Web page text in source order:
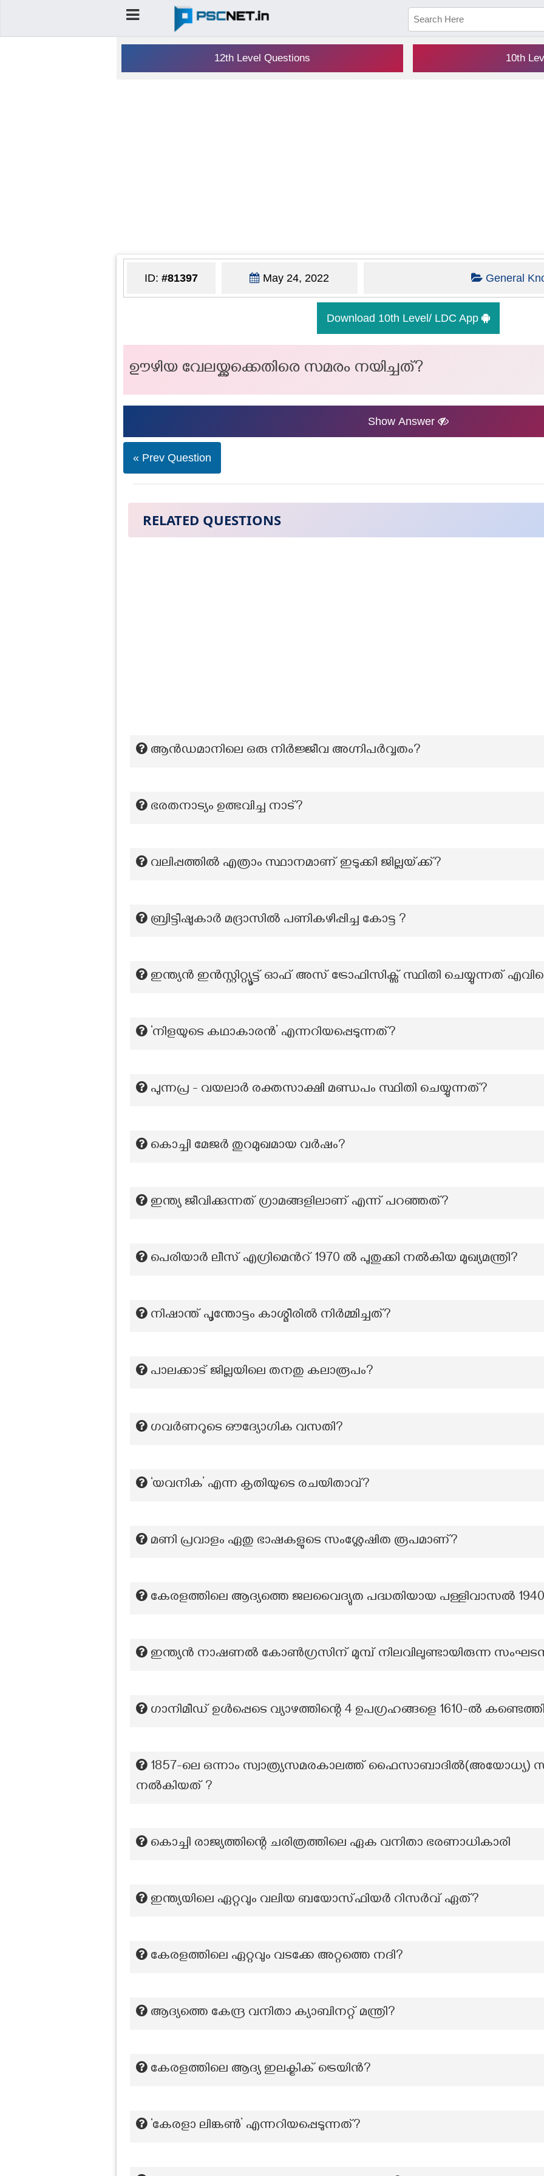
12th Level Questions 10th
ID: #81397 May 24, 2022 General
Download 10th Level/ LDC App
ഊഴിയ വേലയ്ക്കക്കെതിരെ സമരം നയിച്ചത്?
Show Answer
« Prev Question
RELATED QUESTIONS
ആന്‍ഡമാനിലെ ഒരു നിര്‍ജ്ജീവ അഗ്നിപര്‍വ്വതം?
ഭരതനാട്യം ഉത്ഭവിച്ച നാട്?
വലിപ്പത്തിൽ എത്രാം സ്ഥാനമാണ് ഇടുക്കി ജില്ലയ്‌ക്ക്‌?
ബ്രിട്ടീഷുകാർ മദ്രാസിൽ പണികഴിപ്പിച്ച കോട്ട ?
ഇന്ത്യൻ ഇൻസ്റ്റിറ്റ്യൂട്ട് ഓഫ് അസ് ട്രോഫിസിക്സ് സ്ഥിതി ചെയ്യുന്നത്
‘നിളയുടെ കഥാകാരൻ’ എന്നറിയപ്പെടുന്നത്?
പുന്നപ്ര - വയലാർ രക്തസാക്ഷി മണ്ഡപം സ്ഥിതി ചെയ്യുന്നത്?
കൊച്ചി മേജർ തുറമുഖമായ വർഷം?
ഇന്ത്യ ജീവിക്കുന്നത് ഗ്രാമങ്ങളിലാണ് എന്ന് പറഞ്ഞത്?
പെരിയാർ ലീസ് എഗ്രിമെന്‍റ് 1970 ൽ പുതുക്കി നൽകിയ മുഖ്യമന്ത്രി?
നിഷാന്ത് പൂന്തോട്ടം കാശ്മീരിൽ നിർമ്മിച്ചത്?
പാലക്കാട് ജില്ലയിലെ തനതു കലാരൂപം?
ഗവർണറുടെ ഔദ്യോഗിക വസതി?
‘യവനിക’ എന്ന കൃതിയുടെ രചയിതാവ്?
മണി പ്രവാളം ഏതു ഭാഷകളുടെ സംശ്ലേഷിത രൂപമാണ്?
കേരളത്തിലെ ആദ്യത്തെ ജലവൈദ്യുത പദ്ധതിയായ പള്ളിവാസൽ 1940
ഇന്ത്യൻ നാഷണൽ കോൺഗ്രസിന് മുമ്പ് നിലവിലുണ്ടായിരുന്ന
ഗാനിമീഡ് ഉൾപ്പെടെ വ്യാഴത്തിന്റെ 4 ഉപഗ്രഹങ്ങളെ 1610-ൽ
1857-ലെ ഒന്നാം സ്വാത്ര്യസമരകാലത്ത് ഫൈസാബാദിൽ(അയോധ്യ)
നൽകിയത് ?
കൊച്ചി രാജ്യത്തിന്റെ ചരിത്രത്തിലെ ഏക വനിതാ ഭരണാധികാരി
ഇന്ത്യയിലെ ഏറ്റവും വലിയ ബയോസ്ഫിയർ റിസർവ് ഏത്?
കേരളത്തിലെ ഏറ്റവും വടക്കേ അറ്റത്തെ നദി?
ആദ്യത്തെ കേന്ദ്ര വനിതാ ക്യാബിനറ്റ് മന്ത്രി?
കേരളത്തിലെ ആദ്യ ഇലക്ട്രിക് ട്രെയിൻ?
‘കേരളാ ലിങ്കണ്‍’ എന്നറിയപ്പെടുന്നത്?